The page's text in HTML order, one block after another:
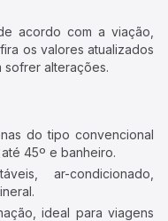
acordo com a viação,
os valores atualizados
sofrer alterações.
do tipo convencional
45º e banheiro.
ar-condicionado,
ideal para viagens